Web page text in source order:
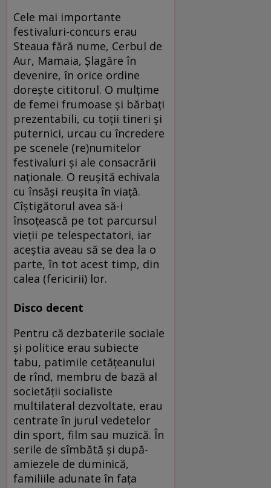
Cele mai importante
festivaluri-concurs erau
Steaua fără nume, Cerbul de
Aur, Mamaia, Şlagăre în
devenire, în orice ordine
doreşte cititorul. O mulţime
de femei frumoase şi bărbaţi
prezentabili, cu toţii tineri şi
puternici, urcau cu încredere
pe scenele (re)numitelor
festivaluri şi ale consacrării
naţionale. O reuşită echivala
cu însăşi reuşita în viaţă.
Cîştigătorul avea să-i
însoţească pe tot parcursul
vieţii pe telespectatori, iar
aceştia aveau să se dea la o
parte, în tot acest timp, din
calea (fericirii) lor.
Disco decent
Pentru că dezbaterile sociale
şi politice erau subiecte
tabu, patimile cetăţeanului
de rînd, membru de bază al
societăţii socialiste
multilateral dezvoltate, erau
centrate în jurul vedetelor
din sport, film sau muzică. În
serile de sîmbătă şi după-
amiezele de duminică,
familiile adunate în faţa